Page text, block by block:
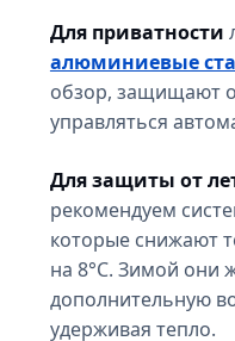
Для приватности
алюминиевые
обзор, защищают
управляться
Для защиты от
рекомендуем
которые снижают
на 8°C. Зимой они
дополнительную
удерживая тепло.